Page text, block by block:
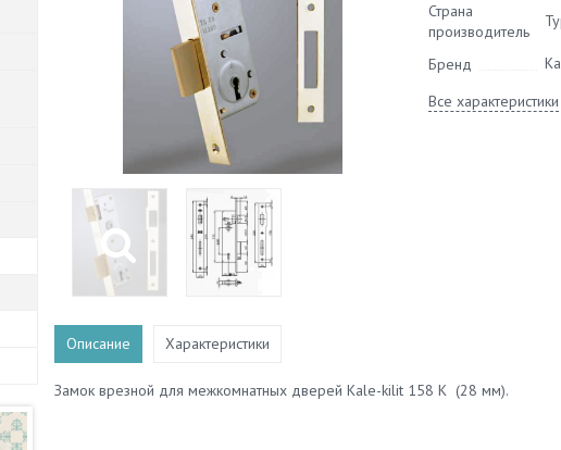
Страна
производитель
Бренд
Все характеристики
Описание Характеристики
Замок врезной для межкомнатных дверей Kale-kilit 158 K (28 мм).